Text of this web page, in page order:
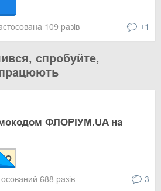
109 разів +1
спробуйте,
ФЛОРІУМ.UA на
688 разів 3